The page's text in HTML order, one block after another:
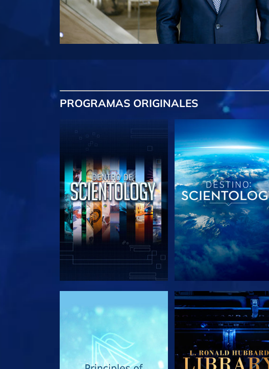
PROGRAMAS ORIGINALES
EXPLORA LAS SERIES EXPLORA LAS SERIES